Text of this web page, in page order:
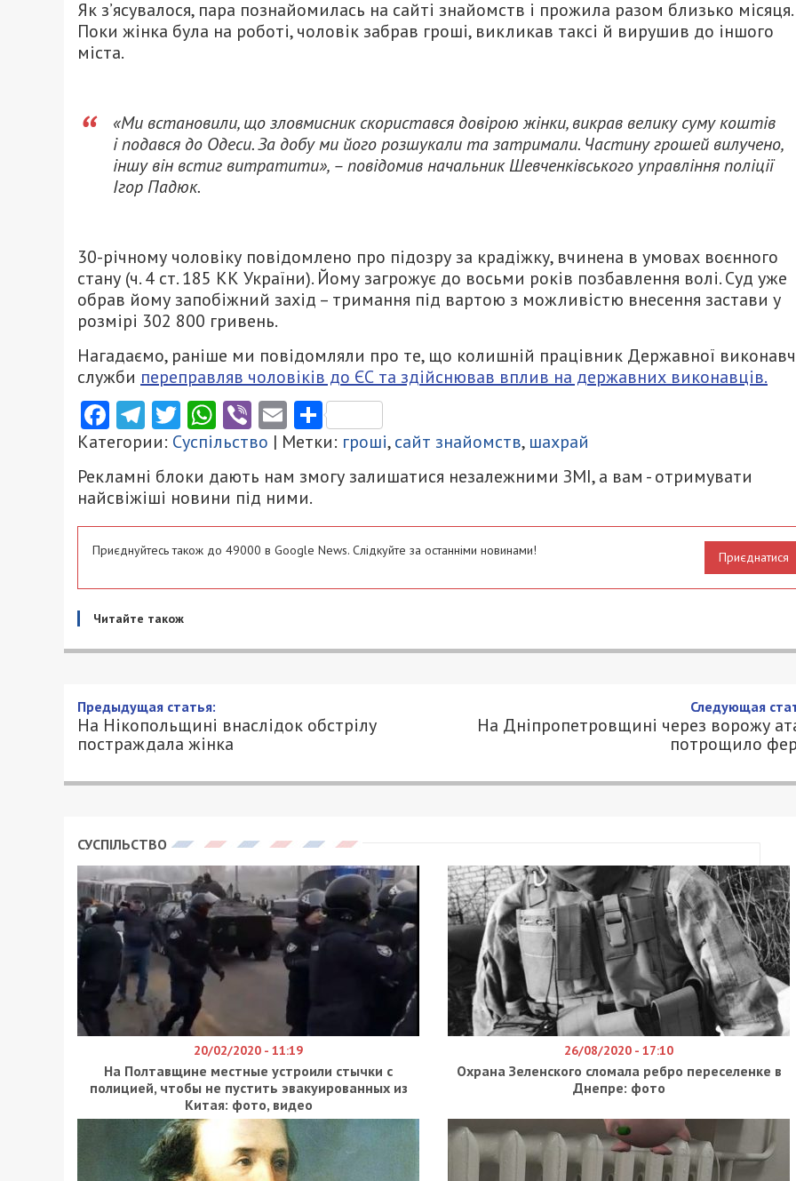
Як з’ясувалося, пара познайомилась на сайті знайомств і прожила разом близько місяця.
Поки жінка була на роботі, чоловік забрав гроші, викликав таксі й вирушив до іншого
міста.
«Ми встановили, що зловмисник скористався довірою жінки, викрав велику суму коштів
і подався до Одеси. За добу ми його розшукали та затримали. Частину грошей вилучено,
іншу він встиг витратити», – повідомив начальник Шевченківського управління поліції
Ігор Падюк.
30-річному чоловіку повідомлено про підозру за крадіжку, вчинена в умовах воєнного
стану (ч. 4 ст. 185 КК України). Йому загрожує до восьми років позбавлення волі. Суд уже
обрав йому запобіжний захід – тримання під вартою з можливістю внесення застави у
розмірі 302 800 гривень.
Нагадаємо, раніше ми повідомляли про те, що колишній працівник Державної
служби переправляв чоловіків до ЄС та здійснював вплив на державних виконавців.
Facebook
Telegram
Twitter
WhatsApp
ViberEmailПоділитися
Категории: Суспільство | Метки: гроші,сайт знайомств, шахрай
Рекламні блоки дають нам змогу залишатися незалежними ЗМІ, а вам - отримувати
найсвіжіші новини під ними.
Приєднуйтесь також до 49000 в Google News. Слідкуйте за останніми новинами! Приєднатися
Читайте також
На Нікопольщині внаслідок обстрілу постраждала жінка
10/05/2025 - 20:30
АННА БАУМАН - СПЕЦИАЛЬНО ДЛЯ 49000.COM.UA